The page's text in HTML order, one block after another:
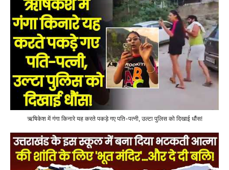
ऋषिकेश में गंगा किनारे यह करते पकड़े गए पति-पत्नी, उल्टा पुलिस को दिखाई धौंस!